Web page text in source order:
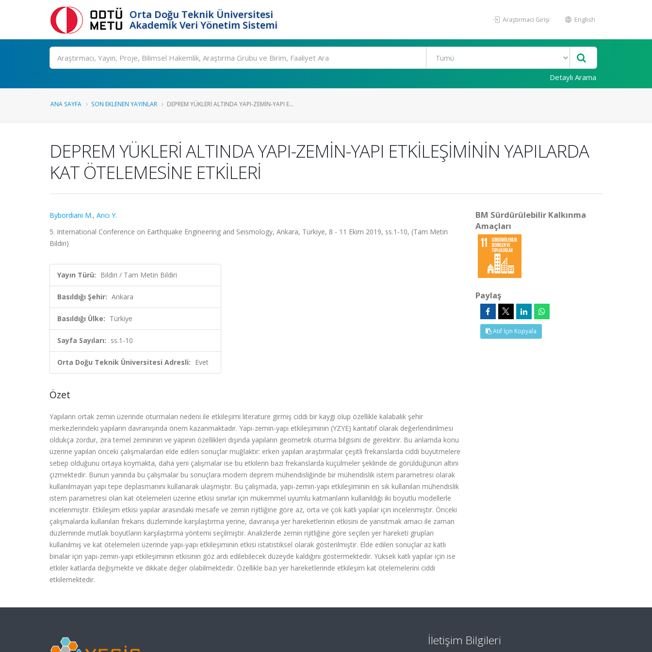
Orta Doğu Teknik Üniversitesi
Akademik Veri Yönetim Sistemi
Araştırmacı Girişi English
Ara
Detaylı Arama
ANA SAYFA SON EKLENEN YAYINLAR DEPREM YÜKLERİ ALTINDA YAPI-ZEMİN-YAPI E...
DEPREM YÜKLERİ ALTINDA YAPI-ZEMİN-YAPI ETKİLEŞİMİNİN YAPILARDA
KAT ÖTELEMESİNE ETKİLERİ
Bybordiani M., Arıcı Y.
5. International Conference on Earthquake Engineering and Seismology, Ankara, Türkiye, 8 - 11 Ekim 2019, ss.1-10, (Tam Metin
Bildiri)
Yayın Türü: Bildiri / Tam Metin Bildiri
Basıldığı Şehir: Ankara
Basıldığı Ülke: Türkiye
Sayfa Sayıları: ss.1-10
Orta Doğu Teknik Üniversitesi Adresli: Evet
Özet
Yapıların ortak zemin üzerinde oturmaları nedeni ile etkileşimi literature girmiş ciddi bir kaygı olup özellikle kalabalık şehir
merkezlerindeki yapıların davranışında önem kazanmaktadır. Yapı-zemin-yapı etkileşiminin (YZYE) kantatif olarak değerlendirilmesi
oldukça zordur, zira temel zemininin ve yapının özellikleri dışında yapıların geometrik oturma bilgisini de gerektirir. Bu anlamda konu
üzerine yapılan önceki çalışmalardan elde edilen sonuçlar muğlaktır: erken yapılan araştırmalar çeşitli frekanslarda ciddi büyütmelere
sebep olduğunu ortaya koymakta, daha yeni çalışmalar ise bu etkilerin bazı frekanslarda küçülmeler şeklinde de görüldüğünün altını
çizmektedir. Bunun yanında bu çalışmalar bu sonuçlara modern deprem mühendisliğinde bir mühendislik istem parametresi olarak
kullanılmayan yapı tepe deplasmanını kullanarak ulaşmıştır. Bu çalışmada, yapı-zemin-yapı etkileşiminin en sık kullanılan mühendislik
istem parametresi olan kat ötelemeleri üzerine etkisi sınırlar için mükemmel uyumlu katmanların kullanıldığı iki boyutlu modellerle
incelenmiştir. Etkileşim etkisi yapılar arasındaki mesafe ve zemin rijitliğine göre az, orta ve çok katlı yapılar için incelenmiştir. Önceki
çalışmalarda kullanılan frekans düzleminde karşılaştırma yerine, davranışa yer hareketlerinin etkisini de yansıtmak amacı ile zaman
düzleminde mutlak boyutların karşılaştırma yöntemi seçilmiştir. Analizlerde zemin rijitliğine göre seçilen yer hareketi grupları
kullanılmış ve kat ötelemeleri üzerinde yapı-yapı etkileşiminin etkisi istatistiksel olarak gösterilmiştir. Elde edilen sonuçlar az katlı
binalar için yapı-zemin-yapı etkileşiminin etkisinin göz ardı edilebilecek düzeyde kaldığını göstermektedir. Yüksek katlı yapılar için ise
etkiler katlarda değişmekte ve dikkate değer olabilmektedir. Özellikle bazı yer hareketlerinde etkileşim kat ötelemelerini ciddi
etkilemektedir.
BM Sürdürülebilir Kalkınma
Amaçları
Paylaş
Atıf İçin Kopyala
İletişim Bilgileri